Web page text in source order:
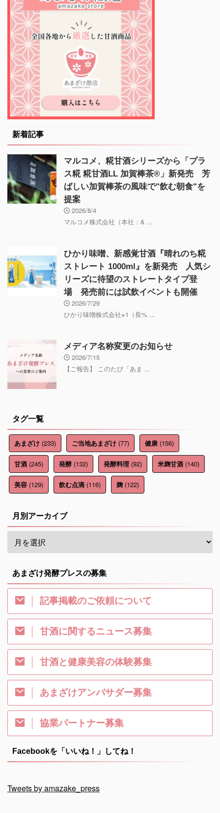
新着記事
マルコメ、糀甘酒シリーズから「プラ
ス糀 糀甘酒LL 加賀棒茶®」新発売 芳
ばしい加賀棒茶の風味で"飲む朝食"を
提案
2026/8/4
マルコメ株式会社（本社：& ...
ひかり味噌、新感覚甘酒『晴れのち糀
ストレート 1000ml』を新発売 人気シ
リーズに待望のストレートタイプ登
場 発売前には試飲イベントも開催
2026/7/29
ひかり味噌株式会社※1（長% ...
メディア名称変更のお知らせ
2026/7/15
【ご報告】 このたび「あま ...
タグ一覧
あまざけ (233) ご当地あまざけ (77) 健康 (156)
甘酒 (245) 発酵(132) 発酵料理 (92) 米麹甘酒 (140)
美容 (129) 飲む点滴 (116) 麹 (122)
月別アーカイブ
あまざけ発酵プレスの募集
記事掲載のご依頼について
甘酒に関するニュース募集
甘酒と健康美容の体験募集
あまざけアンバサダー募集
協業パートナー募集
Facebookを「いいね！」してね！
Tweets by amazake_press